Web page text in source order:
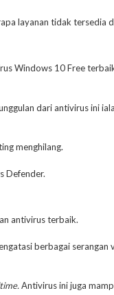
layanan tidak tersedia
Windows 10 Free
dari antivirus ini
menghilang.
Defender.
antivirus terbaik.
berbagai serangan
Antivirus ini juga